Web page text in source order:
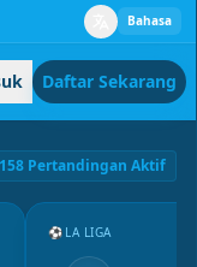
Bahasa
Daftar Sekarang
158 Pertandingan Aktif
⚽ LA LIGA